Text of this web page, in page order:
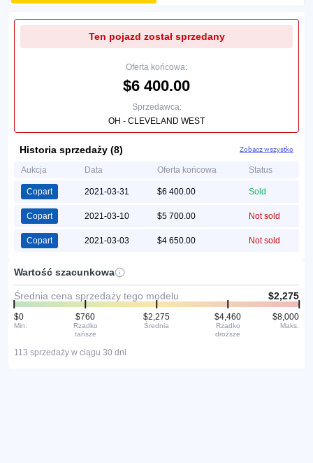
Ten pojazd został sprzedany
Oferta końcowa:
$6 400.00
Sprzedawca:
OH - CLEVELAND WEST
Historia sprzedaży (8) Zobacz wszystko
Aukcja Data Oferta końcowa Status
Copart 2021-03-31 $6 400.00 Sold
Copart 2021-03-10 $5 700.00 Not sold
Copart 2021-03-03 $4 650.00 Not sold
Wartość szacunkowa
Średnia cena sprzedaży tego modelu $2,275
$0
Min.
$760
Rzadko
tańsze
$2,275
Średnia
$4,460
Rzadko
droższe
$8,000
Maks.
113 sprzedaży w ciągu 30 dni